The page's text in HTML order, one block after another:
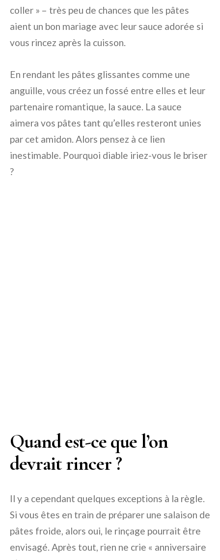
coller » – très peu de chances que les pâtes
aient un bon mariage avec leur sauce adorée si
vous rincez après la cuisson.
En rendant les pâtes glissantes comme une
anguille, vous créez un fossé entre elles et leur
partenaire romantique, la sauce. La sauce
aimera vos pâtes tant qu’elles resteront unies
par cet amidon. Alors pensez à ce lien
inestimable. Pourquoi diable iriez-vous le briser
?
Quand est-ce que l’on
devrait rincer ?
Il y a cependant quelques exceptions à la règle.
Si vous êtes en train de préparer une salaison de
pâtes froide, alors oui, le rinçage pourrait être
envisagé. Après tout, rien ne crie « anniversaire